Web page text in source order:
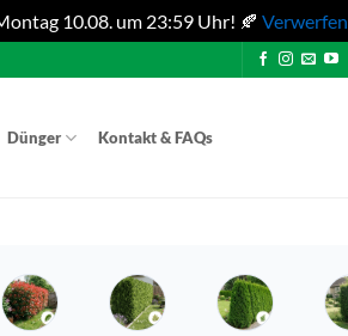
10.08. um 23:59 Uhr! 🍂 Verwerfen
Dünger Kontakt & FAQs